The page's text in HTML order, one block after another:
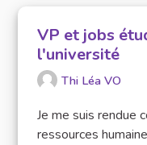
VP et jobs
l'université
Thi Léa VO
Je me suis rendue
ressources